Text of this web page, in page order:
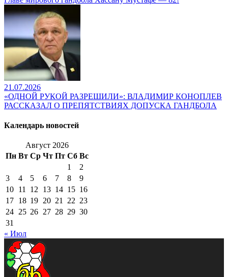
21.07.2026
«ОДНОЙ РУКОЙ РАЗРЕШИЛИ»: ВЛАДИМИР КОНОПЛЕВ
РАССКАЗАЛ О ПРЕПЯТСТВИЯХ ДОПУСКА ГАНДБОЛА
Календарь новостей
Август 2026
Пн Вт Ср Чт Пт Сб Вс
1
2
3
4 5 6 7 8
9
10 11 12 13 14 15 16
17 18 19 20 21 22 23
24 25 26 27 28 29 30
31
« Июл